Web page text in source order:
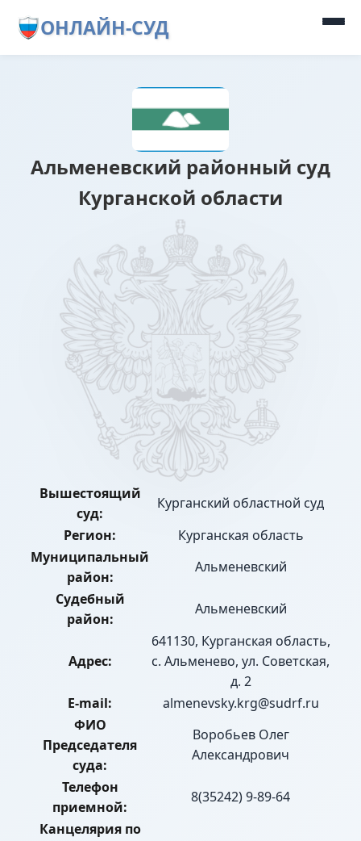
ОНЛАЙН-СУД
Альменевский районный суд
Курганской области
Вышестоящий
суд:
Курганский областной суд
Регион:
Курганская область
Муниципальный
район:
Альменевский
Судебный
район:
Альменевский
Адрес:
641130, Курганская область,
с. Альменево, ул. Советская,
д. 2
E-mail:
almenevsky.krg@sudrf.ru
ФИО
Председателя
суда:
Воробьев Олег
Александрович
Телефон
приемной:
8(35242) 9-89-64
Канцелярия по